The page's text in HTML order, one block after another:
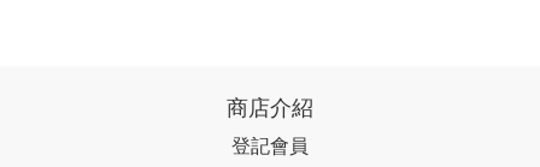
商店介紹
登記會員